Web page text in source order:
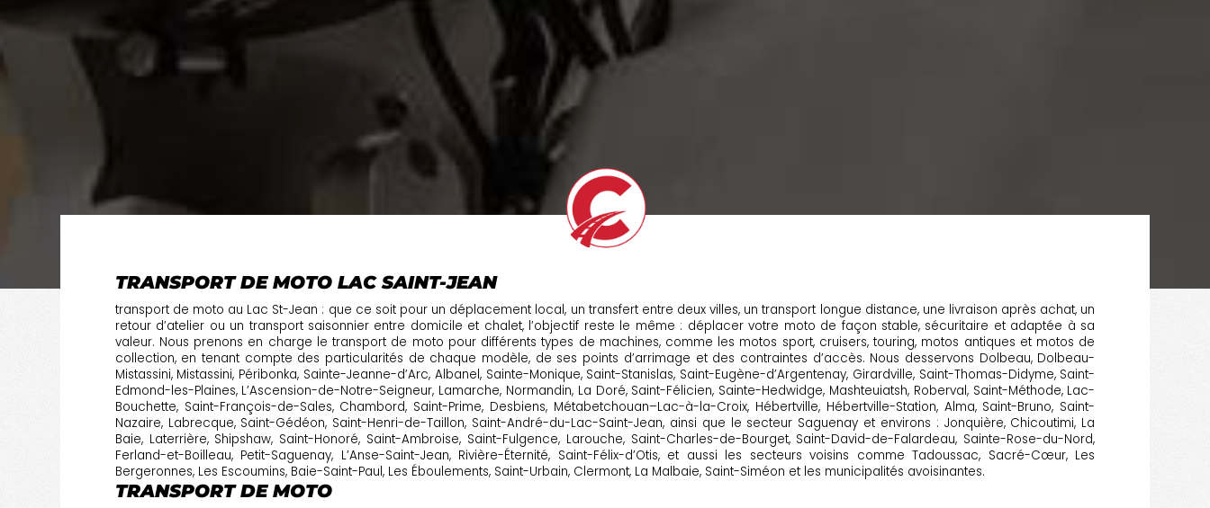
TRANSPORT DE MOTO LAC SAINT-JEAN
transport de moto au Lac St-Jean : que ce soit pour un déplacement local, un transfert entre deux villes, un transport longue distance, une livraison après achat, un
retour d’atelier ou un transport saisonnier entre domicile et chalet, l’objectif reste le même : déplacer votre moto de façon stable, sécuritaire et adaptée à sa
valeur. Nous prenons en charge le transport de moto pour différents types de machines, comme les motos sport, cruisers, touring, motos antiques et motos de
collection, en tenant compte des particularités de chaque modèle, de ses points d’arrimage et des contraintes d’accès. Nous desservons Dolbeau, Dolbeau-
Mistassini, Mistassini, Péribonka, Sainte-Jeanne-d’Arc, Albanel, Sainte-Monique, Saint-Stanislas, Saint-Eugène-d’Argentenay, Girardville, Saint-Thomas-Didyme, Saint-
Edmond-les-Plaines, L’Ascension-de-Notre-Seigneur, Lamarche, Normandin, La Doré, Saint-Félicien, Sainte-Hedwidge, Mashteuiatsh, Roberval, Saint-Méthode, Lac-
Bouchette, Saint-François-de-Sales, Chambord, Saint-Prime, Desbiens, Métabetchouan–Lac-à-la-Croix, Hébertville, Hébertville-Station, Alma, Saint-Bruno, Saint-
Nazaire, Labrecque, Saint-Gédéon, Saint-Henri-de-Taillon, Saint-André-du-Lac-Saint-Jean, ainsi que le secteur Saguenay et environs : Jonquière, Chicoutimi, La
Baie, Laterrière, Shipshaw, Saint-Honoré, Saint-Ambroise, Saint-Fulgence, Larouche, Saint-Charles-de-Bourget, Saint-David-de-Falardeau, Sainte-Rose-du-Nord,
Ferland-et-Boilleau, Petit-Saguenay, L’Anse-Saint-Jean, Rivière-Éternité, Saint-Félix-d’Otis, et aussi les secteurs voisins comme Tadoussac, Sacré-Cœur, Les
Bergeronnes, Les Escoumins, Baie-Saint-Paul, Les Éboulements, Saint-Urbain, Clermont, La Malbaie, Saint-Siméon et les municipalités avoisinantes.
TRANSPORT DE MOTO